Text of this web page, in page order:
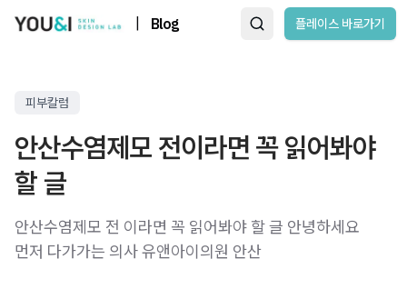
Blog 플레이스 바로가기
피부칼럼
안산수염제모 전이라면 꼭 읽어봐야
할 글
안산수염제모 전 이라면 꼭 읽어봐야 할 글 안녕하세요
먼저 다가가는 의사 유앤아이의원 안산